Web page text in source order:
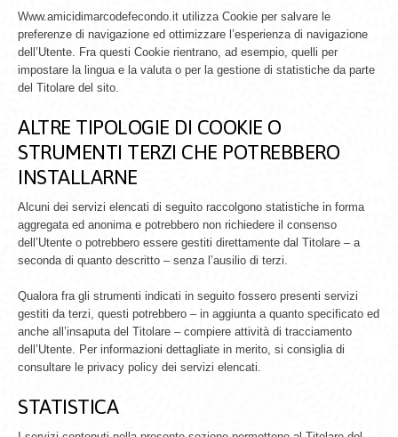
Www.amicidimarcodefecondo.it utilizza Cookie per salvare le
preferenze di navigazione ed ottimizzare l’esperienza di navigazione
dell’Utente. Fra questi Cookie rientrano, ad esempio, quelli per
impostare la lingua e la valuta o per la gestione di statistiche da parte
del Titolare del sito.
ALTRE TIPOLOGIE DI COOKIE O
STRUMENTI TERZI CHE POTREBBERO
INSTALLARNE
Alcuni dei servizi elencati di seguito raccolgono statistiche in forma
aggregata ed anonima e potrebbero non richiedere il consenso
dell’Utente o potrebbero essere gestiti direttamente dal Titolare – a
seconda di quanto descritto – senza l’ausilio di terzi.
Qualora fra gli strumenti indicati in seguito fossero presenti servizi
gestiti da terzi, questi potrebbero – in aggiunta a quanto specificato ed
anche all’insaputa del Titolare – compiere attività di tracciamento
dell’Utente. Per informazioni dettagliate in merito, si consiglia di
consultare le privacy policy dei servizi elencati.
STATISTICA